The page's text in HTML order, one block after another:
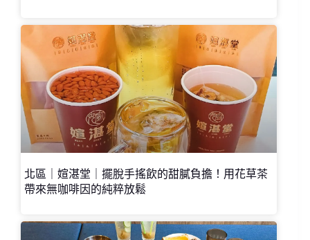
北區｜媗湛堂｜擺脫手搖飲的甜膩負擔！用花草茶
帶來無咖啡因的純粹放鬆